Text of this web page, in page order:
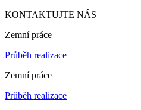
KONTAKTUJTE NÁS
Zemní práce
Průběh realizace
Zemní práce
Průběh realizace